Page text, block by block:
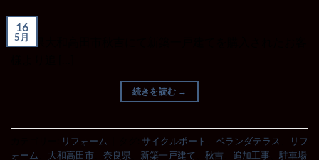
16
5月
奈良県大和高田市秋吉にて新築一戸建てを購入されたお客
続きを読む →
リフォーム サイクルポート ベランダテラス
リフ
ォーム
大和高田市 奈良県 新築一戸建て 秋吉 追加工事
駐車場